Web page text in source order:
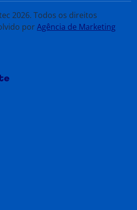
2026. Todos os direitos
porAgência de Marketing